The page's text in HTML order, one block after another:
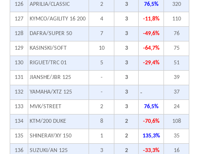
126 APRILIA/CLASSIC 2 3 76,5% 320
127 KYMCO/AGILITY 16 200 4 3 -11,8% 110
128 DAFRA/SUPER 50 7 3 -49,6% 76
129 KASINSKI/SOFT 10 3 -64,7% 75
130 RIGUET/TRC 01 5 3 -29,4% 51
131 JIANSHE/JBR 125 - 3 39
132 YAMAHA/XTZ 125 - 3 - 37
133 MVK/STREET 2 3 76,5% 24
134 KTM/200 DUKE 8 2 -70,6% 108
135 SHINERAY/XY 150 1 2 135,3% 35
136 SUZUKI/AN 125 3 2 -33,3% 16